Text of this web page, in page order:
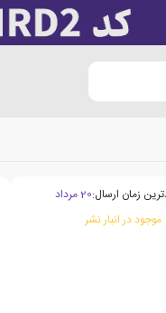
زمان ارسال:20 مرداد
موجود در انبار نشر